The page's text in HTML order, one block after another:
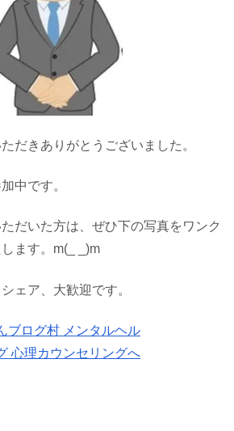
だきありがとうございました。
中です。
だいた方は、ぜひ下の写真をワンク
ます。m(_ _)m
ェア、大歓迎です。